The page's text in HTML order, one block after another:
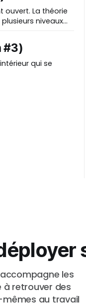
théorie
niveaux
#3)
qui se
les
à retrouver des
mêmes au travail